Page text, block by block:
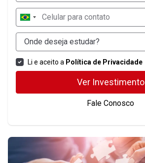
Onde deseja estudar?
Li e aceito a Política de Privacidade
Ver Investimento
Fale Conosco